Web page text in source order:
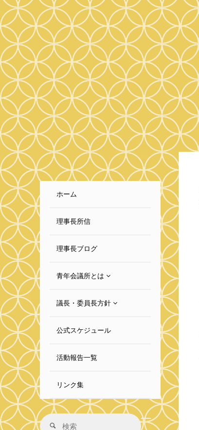
ホーム
理事長所信
理事長ブログ
青年会議所とは
議長・委員長方針
公式スケジュール
活動報告一覧
リンク集
検
検